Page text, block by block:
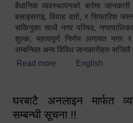
बैधानिक व्यवस्थापनको बारेमा
बसाइसराइ, विवाह दर्ता, र सिफारिश
सकिनुका साथै नगर परिषद,
शुल्क, महत्वपूर्ण निर्णय लगायत नगर र
सम्बन्धित अन्य विविध जानकारीहरु सजिलै
Read more about स्वागतम!!!
English
घरबाटै अनलाइन मार्फत
सम्बन्धी सूचना !!